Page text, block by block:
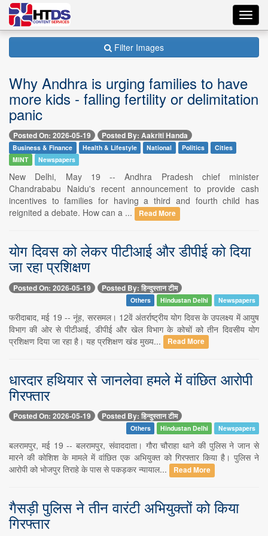
Filter Images
Why Andhra is urging families to have
more kids - falling fertility or delimitation
panic
Posted On: 2026-05-19 Posted By: Aakriti Handa
Business & Finance Health & Lifestyle National Politics
Cities
MINT
Newspapers
New Delhi, May 19 -- Andhra Pradesh chief minister
Chandrababu Naidu's recent announcement to provide cash
incentives to families for having a third and fourth child has
reignited a debate. How can a ...
Read More
योग दिवस को लेकर पीटीआई और डीपीई को दिया
जा रहा प्रशिक्षण
Posted On: 2026-05-19 Posted By: हिन्दुस्तान टीम
Others Hindustan Delhi Newspapers
फरीदाबाद, मई 19 -- नूंह, सरसमल। 12वें अंतर्राष्ट्रीय योग दिवस के उपलक्ष्य में आयुष
विभाग की ओर से पीटीआई, डीपीई और खेल विभाग के कोचों को तीन दिवसीय योग
प्रशिक्षण दिया जा रहा है। यह प्रशिक्षण खंड मुख्य...
Read More
धारदार हथियार से जानलेवा हमले में वांछित आरोपी
गिरफ्तार
Posted On: 2026-05-19 Posted By: हिन्दुस्तान टीम
Others Hindustan Delhi Newspapers
बलरामपुर, मई 19 -- बलरामपुर, संवाददाता। गौरा चौराहा थाने की पुलिस ने जान से
मारने की कोशिश के मामले में वांछित एक अभियुक्त को गिरफ्तार किया है। पुलिस ने
आरोपी को भोजपुर तिराहे के पास से पकड़कर न्यायाल...
Read More
गैसड़ी पुलिस ने तीन वारंटी अभियुक्तों को किया
गिरफ्तार